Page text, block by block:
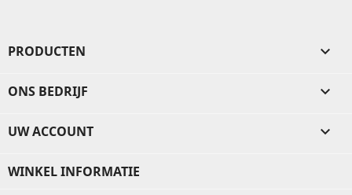
PRODUCTEN 
ONS BEDRIJF 
UW ACCOUNT 
WINKEL INFORMATIE